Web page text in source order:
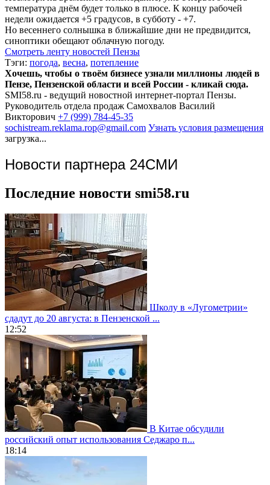
температура днём будет только в плюсе. К концу рабочей
недели ожидается +5 градусов, в субботу - +7.
Но весеннего солнышка в ближайшие дни не предвидится,
синоптики обещают облачную погоду.
Смотреть ленту новостей Пензы
Тэги: погода, весна, потепление
Хочешь, чтобы о твоём бизнесе узнали миллионы людей в
Пензе, Пензенской области и всей России - кликай сюда.
SMI58.ru - ведущий новостной интернет-портал Пензы.
Руководитель отдела продаж Самохвалов Василий
Викторович +7 (999) 784-45-35
sochistream.reklama.rop@gmail.com Узнать условия размещения
загрузка...
Новости партнера 24СМИ
Последние новости smi58.ru
Школу в «Лугометрии»
сдадут до 20 августа: в Пензенской ...
12:52
В Китае обсудили
российский опыт использования Седжаро п...
18:14